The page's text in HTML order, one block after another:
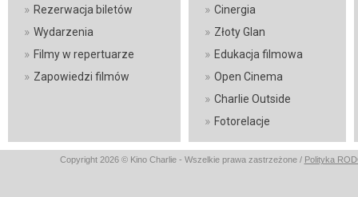
» Rezerwacja biletów
» Wydarzenia
» Filmy w repertuarze
» Zapowiedzi filmów
» Cinergia
» Złoty Glan
» Edukacja filmowa
» Open Cinema
» Charlie Outside
» Fotorelacje
Copyright 2026 © Kino Charlie - Wszelkie prawa zastrzeżone / Polityka